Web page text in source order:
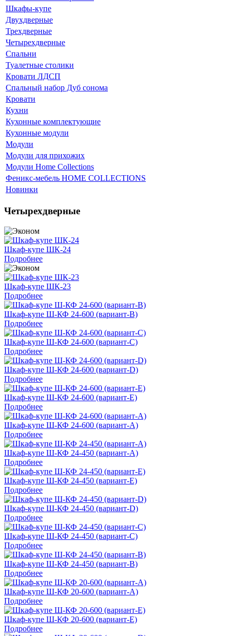
Шкафы-купе
Двухдверные
Трехдверные
Четырехдверные
Спальни
Туалетные столики
Кровати ЛДСП
Спальный набор Дуб сонома
Кровати
Кухни
Кухонные комплектующие
Кухонные модули
Модули
Модули для прихожих
Модули Home Collections
Феникс-мебель HOME COLLECTIONS
Новинки
Четырехдверные
Шкаф-купе ШК-24
Подробнее
Шкаф-купе ШК-23
Подробнее
Шкаф-купе Ш-КФ 24-600 (вариант-B)
Подробнее
Шкаф-купе Ш-КФ 24-600 (вариант-C)
Подробнее
Шкаф-купе Ш-КФ 24-600 (вариант-D)
Подробнее
Шкаф-купе Ш-КФ 24-600 (вариант-E)
Подробнее
Шкаф-купе Ш-КФ 24-600 (вариант-A)
Подробнее
Шкаф-купе Ш-КФ 24-450 (вариант-A)
Подробнее
Шкаф-купе Ш-КФ 24-450 (вариант-E)
Подробнее
Шкаф-купе Ш-КФ 24-450 (вариант-D)
Подробнее
Шкаф-купе Ш-КФ 24-450 (вариант-C)
Подробнее
Шкаф-купе Ш-КФ 24-450 (вариант-B)
Подробнее
Шкаф-купе Ш-КФ 20-600 (вариант-A)
Подробнее
Шкаф-купе Ш-КФ 20-600 (вариант-E)
Подробнее